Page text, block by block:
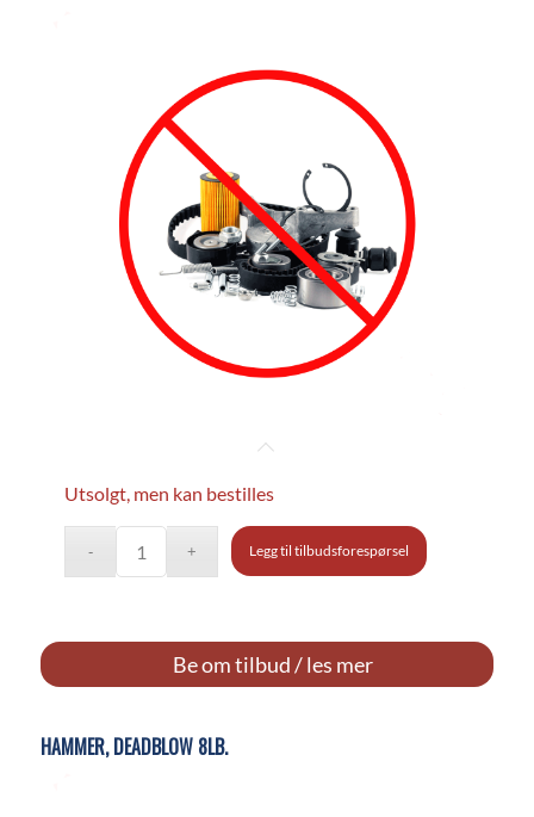
Utsolgt, men kan bestilles
Legg til tilbudsforespørsel
Be om tilbud / les mer
HAMMER, DEADBLOW 8LB.